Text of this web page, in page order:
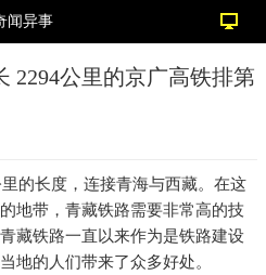
闻异事
2294公里的京广高铁排第
的长度，连接青海与西藏。在这
地带，青藏铁路需要非常高的技
藏铁路一直以来作为是铁路建设
地的人们带来了众多好处。